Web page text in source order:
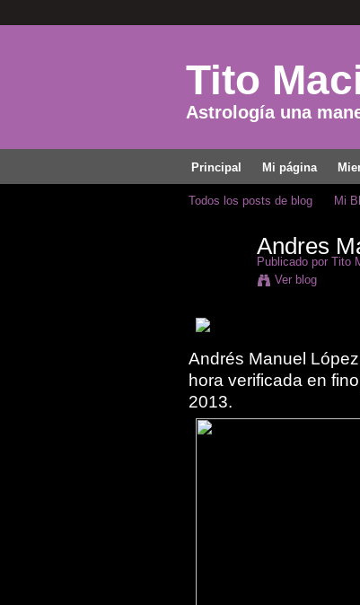
Tito
Astrología una
Principal Mi página
Todos los posts de blog Mi
Andres
Publicado por Tito
Ver blog
Andrés Manuel
hora verificada en
2013.